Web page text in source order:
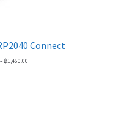
Connect
–฿1,450.00